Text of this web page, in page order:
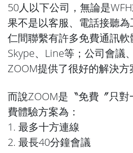
50人以下公司，無論是
果不是以客服、電話接聽
仁間聯繫有許多免費通訊
Skype、Line等；公司會議
ZOOM提供了很好的解決方
而說ZOOM是〝免費〞只
費體驗方案為：
1. 最多十方連線
2. 最長40分鐘會議